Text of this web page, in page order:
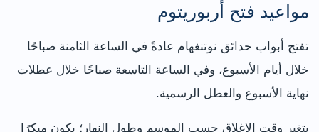
مواعيد فتح أربوريتوم
تفتح أبواب حدائق نوتنغهام عادةً في الساعة الثامنة صباحًا
خلال أيام الأسبوع، وفي الساعة التاسعة صباحًا خلال عطلات
نهاية الأسبوع والعطل الرسمية.
يتغير وقت الإغلاق حسب الموسم وطول النهار؛ يكون مبكرًا